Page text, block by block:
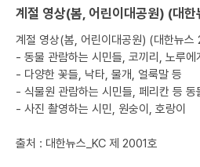
계절 영상(봄, 어린이대공원) (대
계절 영상(봄, 어린이대공원) (대한뉴
- 동물 관람하는 시민들, 코끼리, 노루에
- 다양한 꽃들, 낙타, 물개, 얼룩말 등
- 식물원 관람하는 시민들, 페리칸 등 동
- 사진 촬영하는 시민, 원숭이, 호랑이
출처 : 대한뉴스_KC 제 2001호